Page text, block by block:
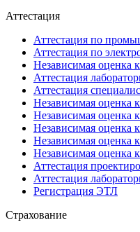
Аттестация
Аттестация по
Аттестация по
Независимая
Аттестация
Аттестация
Независимая оценка
Независимая оценка
Независимая оценка
Независимая оценка
Независимая оценка
Аттестация
Аттестация
Регистрация ЭТЛ
Страхование